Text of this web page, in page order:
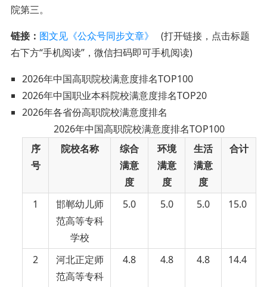
院第三。
链接： 图文见《公众号同步文章》
(打开链接，点击标题
右下方“手机阅读”，微信扫码即可手机阅读)
2026年中国高职院校满意度排名TOP100
2026年中国职业本科院校满意度排名TOP20
2026年各省份高职院校满意度排名
2026年中国高职院校满意度排名TOP100
序
号
院校名称
综合
满意
度
环境
满意
度
生活
满意
度
合计
1
邯郸幼儿师
范高等专科
学校
5.0 5.0 5.0 15.0
2
河北正定师
范高等专科
4.8 4.8 4.8 14.4